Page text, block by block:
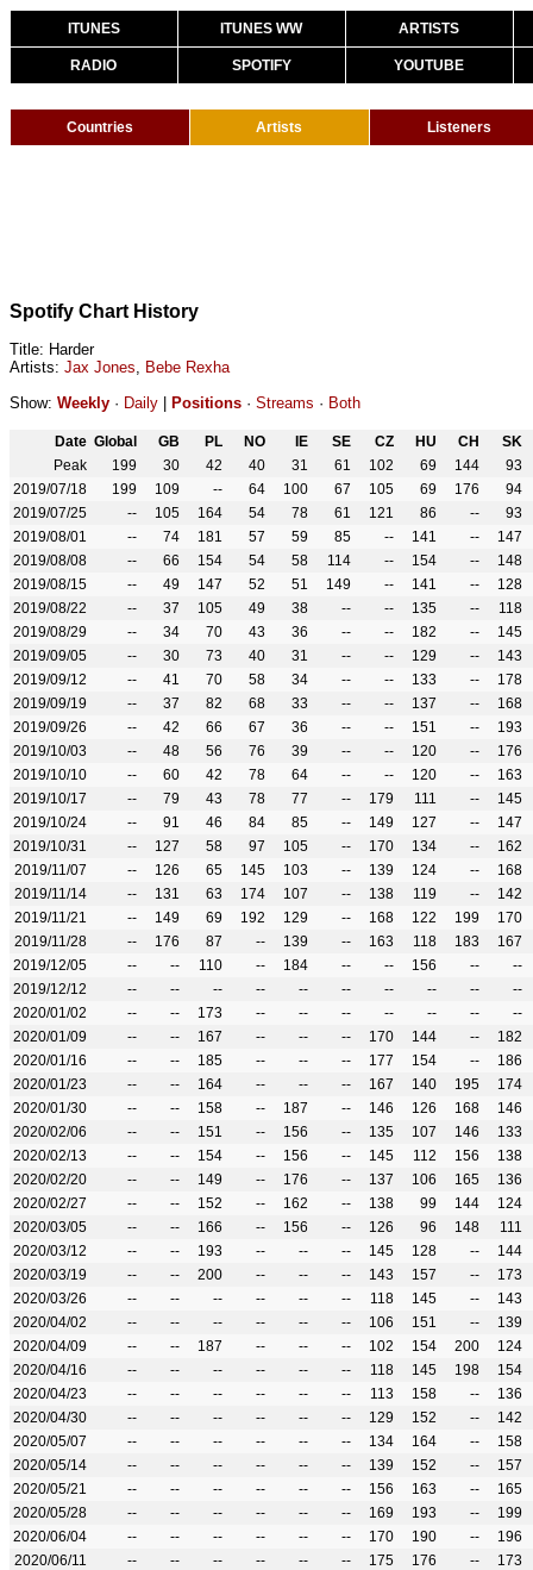
ITUNES ITUNES WW ARTISTS
RADIO SPOTIFY YOUTUBE
Countries Artists Listeners
Spotify Chart History
Title: Harder
Artists: Jax Jones, Bebe Rexha
Show: Weekly · Daily Positions · Streams · Both
Date Global GB PL NO IE SE CZ HU CH
SK
Peak
199 30 42 40 31 61 102 69 144
93
2019/07/18
199 109 -- 64 100 67 105 69 176
94
2019/07/25
-- 105 164 54 78 61 121 86 --
93
2019/08/01
-- 74 181 57 59 85 -- 141 --
147
2019/08/08
-- 66 154 54 58 114 -- 154 --
148
2019/08/15
-- 49 147 52 51 149 -- 141 --
128
2019/08/22
-- 37 105 49 38 -- -- 135 --
118
2019/08/29
-- 34 70 43 36 -- -- 182 --
145
2019/09/05
-- 30 73 40 31 -- -- 129 --
143
2019/09/12
-- 41 70 58 34 -- -- 133 --
178
2019/09/19
-- 37 82 68 33 -- -- 137 --
168
2019/09/26
-- 42 66 67 36 -- -- 151 --
193
2019/10/03
-- 48 56 76 39 -- -- 120 --
176
2019/10/10
-- 60 42 78 64 -- -- 120 --
163
2019/10/17
-- 79 43 78 77 -- 179 111 --
145
2019/10/24
-- 91 46 84 85 -- 149 127 --
147
2019/10/31
-- 127 58 97 105 -- 170 134 --
162
2019/11/07
-- 126 65 145 103 -- 139 124 --
168
2019/11/14
-- 131 63 174 107 -- 138 119 --
142
2019/11/21
-- 149 69 192 129 -- 168 122 199
170
2019/11/28
-- 176 87 -- 139 -- 163 118 183
167
2019/12/05
-- -- 110 -- 184 -- -- 156 --
--
2019/12/12
-- -- -- -- -- -- -- -- --
--
2020/01/02
-- -- 173 -- -- -- -- -- --
--
2020/01/09
-- -- 167 -- -- -- 170 144 --
182
2020/01/16
-- -- 185 -- -- -- 177 154 --
186
2020/01/23
-- -- 164 -- -- -- 167 140 195
174
2020/01/30
-- -- 158 -- 187 -- 146 126 168
146
2020/02/06
-- -- 151 -- 156 -- 135 107 146
133
2020/02/13
-- -- 154 -- 156 -- 145 112 156
138
2020/02/20
-- -- 149 -- 176 -- 137 106 165
136
2020/02/27
-- -- 152 -- 162 -- 138 99 144
124
2020/03/05
-- -- 166 -- 156 -- 126 96 148
111
2020/03/12
-- -- 193 -- -- -- 145 128 --
144
2020/03/19
-- -- 200 -- -- -- 143 157 --
173
2020/03/26
-- -- -- -- -- -- 118 145 --
143
2020/04/02
-- -- -- -- -- -- 106 151 --
139
2020/04/09
-- -- 187 -- -- -- 102 154 200
124
2020/04/16
-- -- -- -- -- -- 118 145 198
154
2020/04/23
-- -- -- -- -- -- 113 158 --
136
2020/04/30
-- -- -- -- -- -- 129 152 --
142
2020/05/07
-- -- -- -- -- -- 134 164 --
158
2020/05/14
-- -- -- -- -- -- 139 152 --
157
2020/05/21
-- -- -- -- -- -- 156 163 --
165
2020/05/28
-- -- -- -- -- -- 169 193 --
199
2020/06/04
-- -- -- -- -- -- 170 190 --
196
2020/06/11
-- -- -- -- -- -- 175 176 -- 173